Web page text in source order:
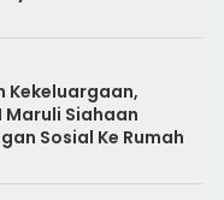
Kekeluargaan,
Maruli Siahaan
Sosial Ke Rumah